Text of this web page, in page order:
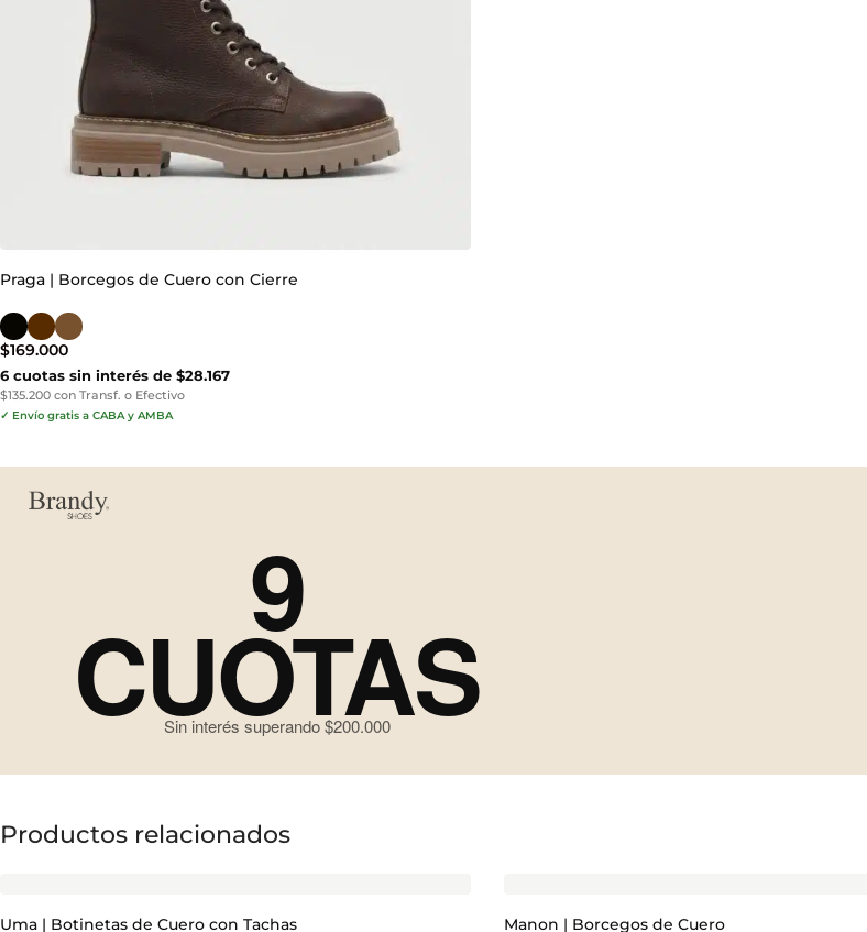
Praga | Borcegos de Cuero con Cierre
$169.000
6 cuotas sin interés de $28.167
$135.200 con Transf. o Efectivo
✓ Envío gratis a CABA y AMBA
9
CUOTAS
Sin interés superando $200.000
Productos relacionados
Uma | Botinetas de Cuero con Tachas Manon | Borcegos de Cuero